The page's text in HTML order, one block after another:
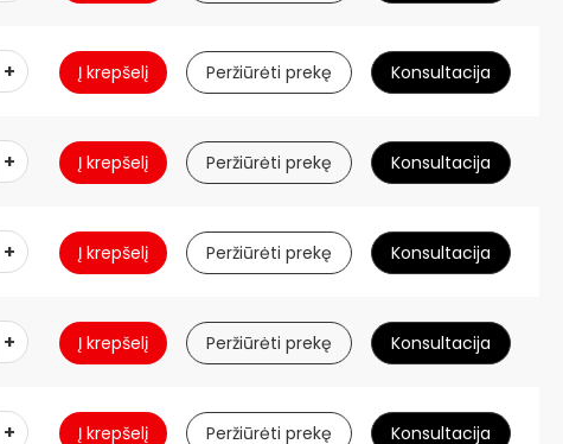
+ Į krepšelį Peržiūrėti prekę Konsultacija
+ Į krepšelį Peržiūrėti prekę Konsultacija
+ Į krepšelį Peržiūrėti prekę Konsultacija
+ Į krepšelį Peržiūrėti prekę Konsultacija
+ Į krepšelį Peržiūrėti prekę Konsultacija